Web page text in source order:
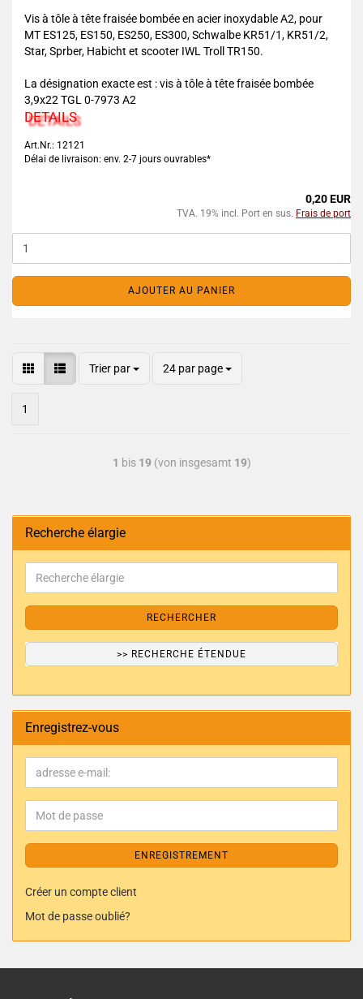
Vis à tôle à tête fraisée bombée en acier inoxydable A2, pour
MT ES125, ES150, ES250, ES300, Schwalbe KR51/1, KR51/2,
Star, Sprber, Habicht et scooter IWL Troll TR150.
La désignation exacte est : vis à tôle à tête fraisée bombée
3,9x22 TGL 0-7973 A2
DETAILS
Art.Nr.: 12121
Délai de livraison: env. 2-7 jours ouvrables*
0,20 EUR
TVA. 19% incl. Port en sus. Frais de port
AJOUTER AU PANIER
Trier par 24 par page
1
1 bis 19(von insgesamt 19)
Recherche élargie
RECHERCHER
>> RECHERCHE ÉTENDUE
Enregistrez-vous
ENREGISTREMENT
Créer un compte client
Mot de passe oublié?